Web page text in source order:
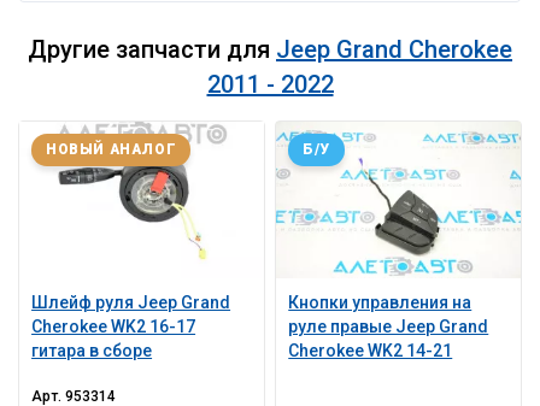
Другие запчасти для Jeep Grand Cherokee
2011 - 2022
Шлейф руля Jeep Grand
Cherokee WK2 16-17
гитара в сборе
НОВЫЙ АНАЛОГ
Арт.953314
Кнопки управления на
руле правые Jeep Grand
Cherokee WK2 14-21
Б/У